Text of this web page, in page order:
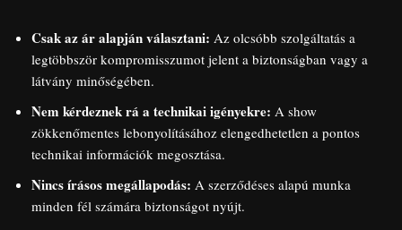
Csak az ár alapján választani: Az olcsóbb szolgáltatás a
legtöbbször kompromisszumot jelent a biztonságban vagy a
látvány minőségében.
Nem kérdeznek rá a technikai igényekre: A show
zökkenőmentes lebonyolításához elengedhetetlen a pontos
technikai információk megosztása.
Nincs írásos megállapodás: A szerződéses alapú munka
minden fél számára biztonságot nyújt.